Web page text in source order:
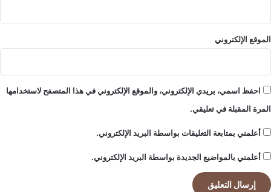
الموقع الإلكتروني
احفظ اسمي، بريدي الإلكتروني، والموقع الإلكتروني في هذا المتصفح لاستخدامها
المرة المقبلة في تعليقي.
أعلمني بمتابعة التعليقات بواسطة البريد الإلكتروني.
أعلمني بالمواضيع الجديدة بواسطة البريد الإلكتروني.